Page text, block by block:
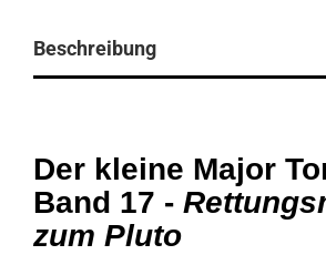
Beschreibung
Der kleine Major
Band 17 -
zum Pluto